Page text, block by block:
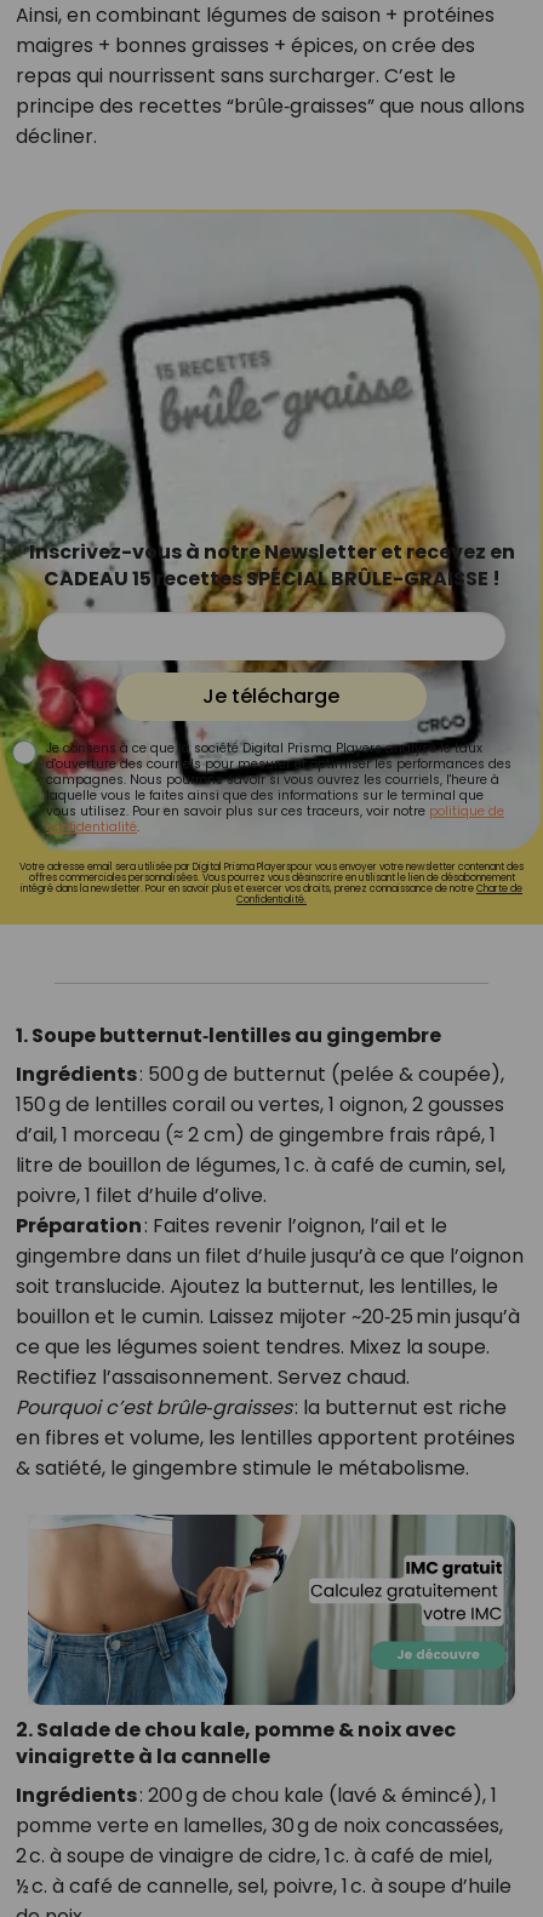
Ainsi, en combinant légumes de saison + protéines
maigres + bonnes graisses + épices, on crée des
repas qui nourrissent sans surcharger. C’est le
principe des recettes “brûle‑graisses” que nous allons
décliner.
Inscrivez-vous à notre Newsletter et recevez en
CADEAU 15 recettes SPÉCIAL BRÛLE-GRAISSE !
Je télécharge
Je consens à ce que la société Digital Prisma Players analyse le taux
d'ouverture des courriels pour mesurer et optimiser les performances des
campagnes. Nous pourrons savoir si vous ouvrez les courriels, l'heure à
laquelle vous le faites ainsi que des informations sur le terminal que
vous utilisez. Pour en savoir plus sur ces traceurs, voir notre politique de
confidentialité.
Votre adresse email sera utilisée par Digital Prisma Playerspour vous envoyer votre newsletter contenant des
offres commerciales personnalisées. Vous pourrez vous désinscrire en utilisant le lien de désabonnement
intégré dans la newsletter. Pour en savoir plus et exercer vos droits, prenez connaissance de notreCharte de
Confidentialité.
1. Soupe butternut‑lentilles au gingembre
Ingrédients: 500 g de butternut (pelée & coupée),
150 g de lentilles corail ou vertes, 1 oignon, 2 gousses
d’ail, 1 morceau (≈ 2 cm) de gingembre frais râpé, 1
litre de bouillon de légumes, 1 c. à café de cumin, sel,
poivre, 1 filet d’huile d’olive.
Préparation: Faites revenir l’oignon, l’ail et le
gingembre dans un filet d’huile jusqu’à ce que l’oignon
soit translucide. Ajoutez la butternut, les lentilles, le
bouillon et le cumin. Laissez mijoter ~20‑25 min jusqu’à
ce que les légumes soient tendres. Mixez la soupe.
Rectifiez l’assaisonnement. Servez chaud.
Pourquoi c’est brûle‑graisses: la butternut est riche
en fibres et volume, les lentilles apportent protéines
& satiété, le gingembre stimule le métabolisme.
2. Salade de chou kale, pomme & noix avec
vinaigrette à la cannelle
Ingrédients: 200 g de chou kale (lavé & émincé), 1
pomme verte en lamelles, 30 g de noix concassées,
2 c. à soupe de vinaigre de cidre, 1 c. à café de miel,
½ c. à café de cannelle, sel, poivre, 1 c. à soupe d’huile